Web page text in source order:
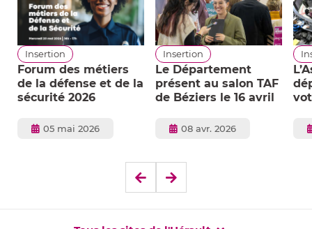
Insertion
Forum des métiers
de la défense et de la
sécurité 2026
Publié
05 mai 2026
Insertion
Le Département
présent au salon TAF
de Béziers le 16 avril
Publié
08 avr. 2026
ElémentElément